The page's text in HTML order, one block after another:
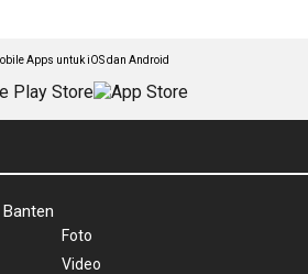
Apps untuk iOS dan Android
Foto
Video